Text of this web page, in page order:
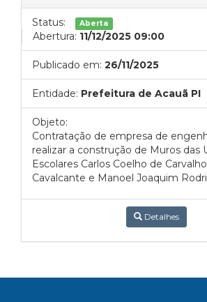
Status: Aberta
Abertura: 11/12/2025 09:00
Publicado em: 26/11/2025
Entidade: Prefeitura de Acauã PI
Objeto:
Contratação de empresa de
realizar a construção de Muros das
Escolares Carlos Coelho de
Cavalcante e Manoel Joaquim
Detalhes